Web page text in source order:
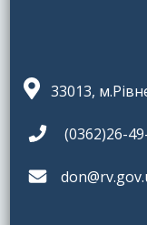
33013,
(0362)26-